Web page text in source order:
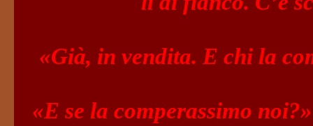
«Già, in vendita. E chi la
«E se la comperassimo